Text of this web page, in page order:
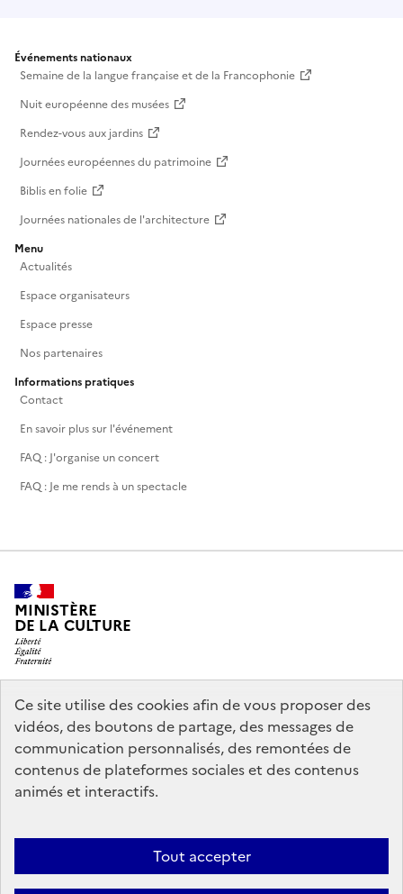
Ce site utilise des cookies afin de vous proposer des
vidéos, des boutons de partage, des messages de
communication personnalisés, des remontées de
contenus de plateformes sociales et des contenus
animés et interactifs.
Tout accepter
Événements nationaux
Semaine de la langue française et de la Francophonie
Nuit européenne des musées
Rendez-vous aux jardins
Journées européennes du patrimoine
Biblis en folie
Journées nationales de l'architecture
Menu
Actualités
Espace organisateurs
Espace presse
Nos partenaires
Informations pratiques
Contact
En savoir plus sur l'événement
FAQ : J'organise un concert
FAQ : Je me rends à un spectacle
MINISTÈRE
DE LA CULTURE
legifrance.gouv.fr
info.gouv.fr
service-public.gouv.fr
data.gouv.fr
Accessibilité : partiellement conforme
Politique générale de
Mentions légales